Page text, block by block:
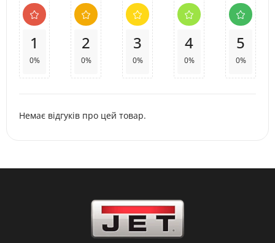
1
0%
2
0%
3
0%
4
0%
5
0%
Немає відгуків про цей товар.